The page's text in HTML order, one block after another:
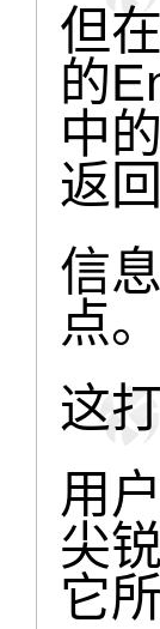
但
的
中
返
信
点。
这
用
尖
它